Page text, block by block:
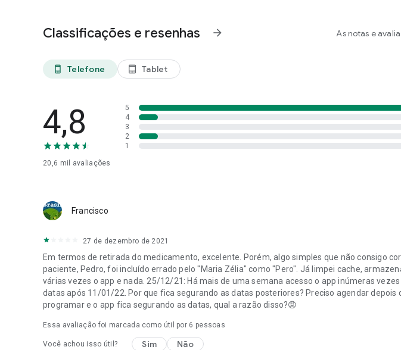
Classificações e resenhas arrow_forward As notas e
phone_android Telefone tablet_android Tablet
4,8
20,6 mil avaliações
5
4
3
2
1
Francisco
27 de dezembro de 2021
Em termos de retirada do medicamento, excelente. Porém, algo simples que não consigo
paciente, Pedro, foi incluído errado pelo "Maria Zélia" como "Pero". Já limpei cache,
várias vezes o app e nada. 25/12/21: Há mais de uma semana acesso o app inúmeras
datas após 11/01/22. Por que fica segurando as datas posteriores? Preciso agendar depois
programar e o app fica segurando as datas, qual a razão disso?😡
Essa avaliação foi marcada como útil por 6 pessoas
Você achou isso útil? Sim Não